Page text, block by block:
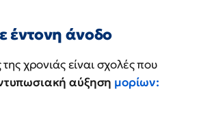
έντονη άνοδο
χρονιάς είναι σχολές που
αύξηση μορίων: